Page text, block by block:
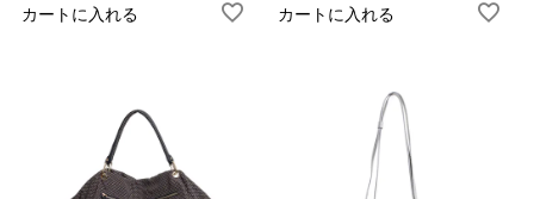
カートに入れる カートに入れる